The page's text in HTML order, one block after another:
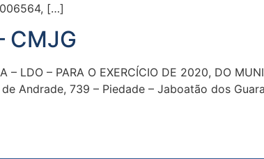
006564, […]
CMJG
LDO – PARA O EXERCÍCIO DE 2020, DO
Andrade, 739 – Piedade – Jaboatão dos